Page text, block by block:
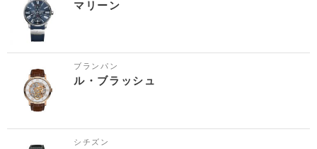
マリーン
ブランパン
ル・ブラッシュ
シチズン